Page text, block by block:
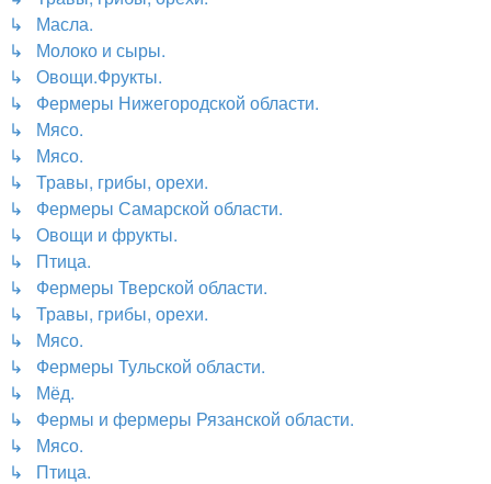
↳ Масла.
↳ Молоко и сыры.
↳ Овощи.Фрукты.
↳ Фермеры Нижегородской области.
↳ Мясо.
↳ Мясо.
↳ Травы, грибы, орехи.
↳ Фермеры Самарской области.
↳ Овощи и фрукты.
↳ Птица.
↳ Фермеры Тверской области.
↳ Травы, грибы, орехи.
↳ Мясо.
↳ Фермеры Тульской области.
↳ Мёд.
↳ Фермы и фермеры Рязанской области.
↳ Мясо.
↳ Птица.